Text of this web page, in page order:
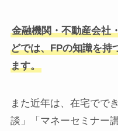
金融機関・不動産会社
どでは、FPの知識を持
ます。
また近年は、在宅でで
談」「マネーセミナー